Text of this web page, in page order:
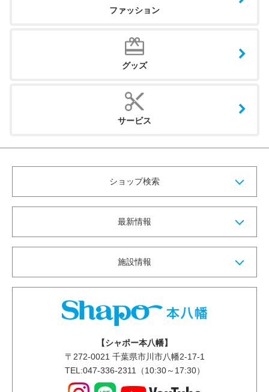
ファッション
グッズ
サービス
ショップ検索
最新情報
施設情報
【シャポー本八幡】
〒 272-0021 千葉県市川市八幡2-17-1
TEL:047-336-2311（10:30～17:30）